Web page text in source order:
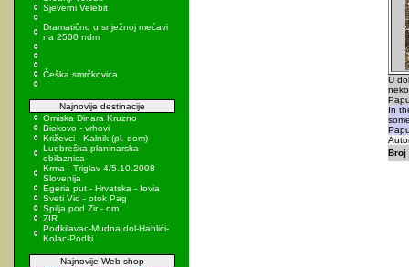
Sjeverni Velebit
Dramatično u snježnoj mećavi
na 2500 ndm
Češka smrčkovica
Najnovije destinacije
Omiska Dinara Kruzno
Biokovo - vrhovi
Križevci - Kalnik (pl. dom)
Ludbreška planinarska
obilaznica
Krma - Triglav 4/5.10.2008
Slovenija
Egeria put - Hrvatska - Iovia
Sveti Vid - otok Pag
Spilja pod Zir - om
ZIR
Podkilavac-Mudna dol-Hahlići-
Kolac-Podki
Najnovije Web shop
U
In
Broj